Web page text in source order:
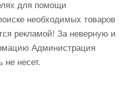
для помощи
необходимых товаров
рекламой! За неверную и
Администрация
не несет.